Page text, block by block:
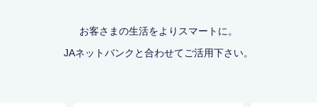
お客さまの生活をよりスマートに。
JAネットバンクと合わせてご活用下さい。